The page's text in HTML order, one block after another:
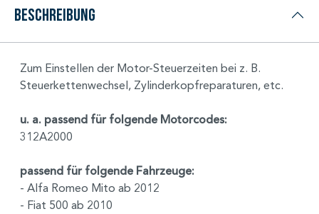
Beschreibung
Zum Einstellen der Motor-Steuerzeiten bei z. B.
Steuerkettenwechsel, Zylinderkopfreparaturen, etc.
u. a. passend für folgende Motorcodes:
312A2000
passend für folgende Fahrzeuge:
- Alfa Romeo Mito ab 2012
- Fiat 500 ab 2010